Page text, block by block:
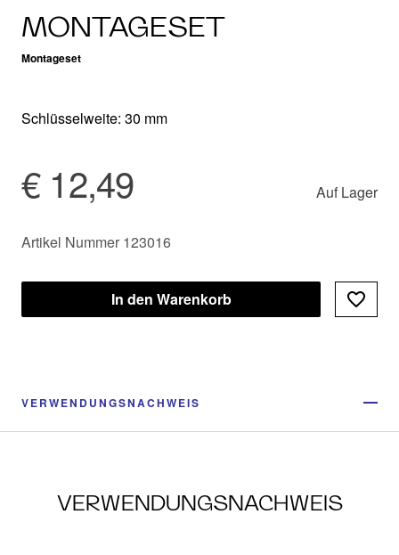
MONTAGESET
Montageset
Schlüsselweite: 30 mm
€ 12,49 Auf Lager
Artikel Nummer 123016
In den Warenkorb
VERWENDUNGSNACHWEIS
VERWENDUNGSNACHWEIS